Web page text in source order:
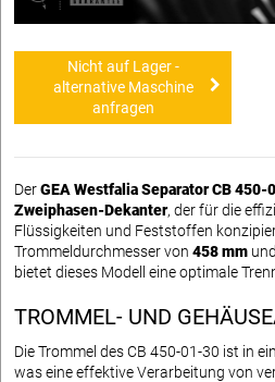
Nicht auf Lager -
alternative Maschine
anfragen
DerGEA Westfalia Separator CB 450-
Zweiphasen-Dekanter, der für die
Flüssigkeiten und Feststoffen
Trommeldurchmesser von 458 mm
bietet dieses Modell eine optimale
TROMMEL- UND
Die Trommel des CB 450-01-30 ist in
was eine effektive Verarbeitung von